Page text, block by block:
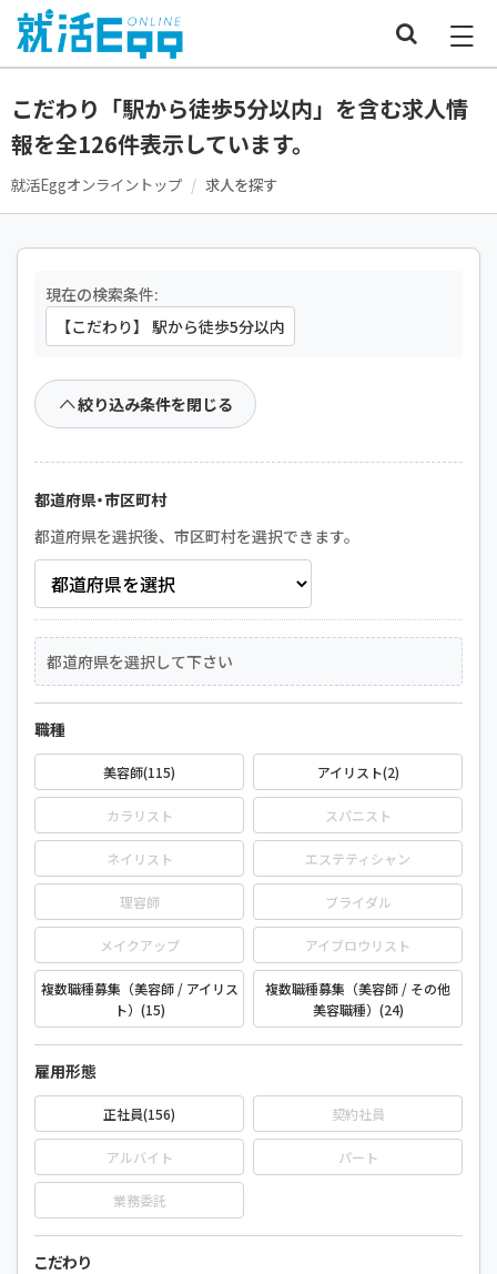
こだわり「駅から徒歩5分以内」を含む求人情
報を全126件表示しています。
就活Eggオンライントップ 求人を探す
現在の検索条件:
【こだわり】 駅から徒歩5分以内
絞り込み条件を閉じる
都道府県・市区町村
都道府県を選択後、市区町村を選択できます。
都道府県を選択して下さい
職種
美容師(115) アイリスト(2)
カラリスト スパニスト
ネイリスト エステティシャン
理容師 ブライダル
メイクアップ アイブロウリスト
複数職種募集（美容師 / アイリス
ト）(15)
複数職種募集（美容師 / その他
美容職種）(24)
雇用形態
正社員(156) 契約社員
アルバイト パート
業務委託
こだわり